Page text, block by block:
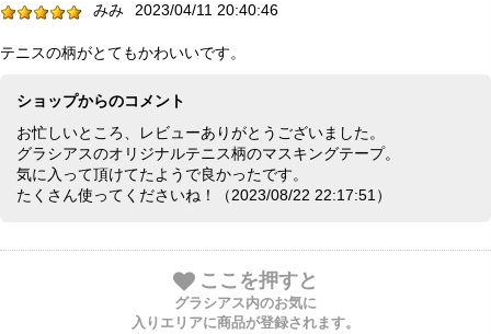
みみ 2023/04/11 20:40:46
テニスの柄がとてもかわいいです。
ショップからのコメント
お忙しいところ、レビューありがとうございました。
グラシアスのオリジナルテニス柄のマスキングテープ。
気に入って頂けてたようで良かったです。
たくさん使ってくださいね！（2023/08/22 22:17:51）
ここを押すと
グラシアス内のお気に
入りエリアに商品が登録されます。